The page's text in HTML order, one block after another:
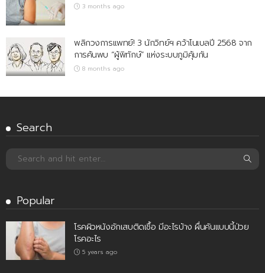
3 months ago
พลิกวงการแพทย์! 3 นักวิทย์ฯ คว้าโนเบลปี 2568 จาก
การค้นพบ “ผู้พิทักษ์” แห่งระบบภูมิคุ้มกัน
8 months ago
Search
Popular
โรคผิวหนังอักเสบติดเชื้อ มีอะไรบ้าง ผื่นคันแบบนี้ป่วย
โรคอะไร
5 years ago